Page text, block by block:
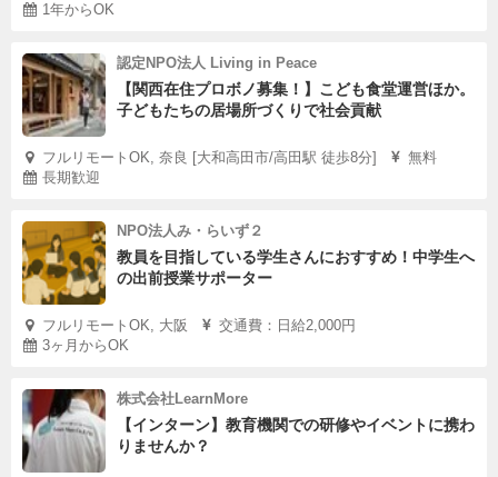
1年からOK
認定NPO法人 Living in Peace
【関西在住プロボノ募集！】こども食堂運営ほか。
子どもたちの居場所づくりで社会貢献
フルリモートOK, 奈良 [大和高田市/高田駅 徒歩8分]
無料
長期歓迎
NPO法人み・らいず２
教員を目指している学生さんにおすすめ！中学生へ
の出前授業サポーター
フルリモートOK, 大阪
交通費：日給2,000円
3ヶ月からOK
株式会社LearnMore
【インターン】教育機関での研修やイベントに携わ
りませんか？